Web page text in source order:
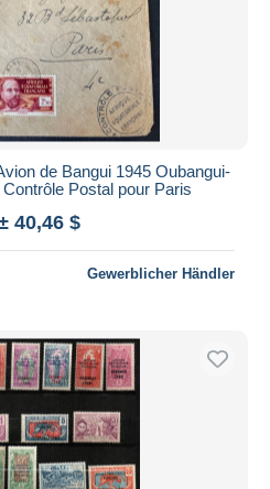
de Bangui 1945 Oubangui-
Postal pour Paris
40,46 $
Gewerblicher Händler